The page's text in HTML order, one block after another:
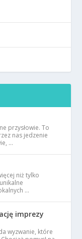
przysłowie. To
nas jedzenie
…
niż tylko
…
imprezy
wyzwanie, które